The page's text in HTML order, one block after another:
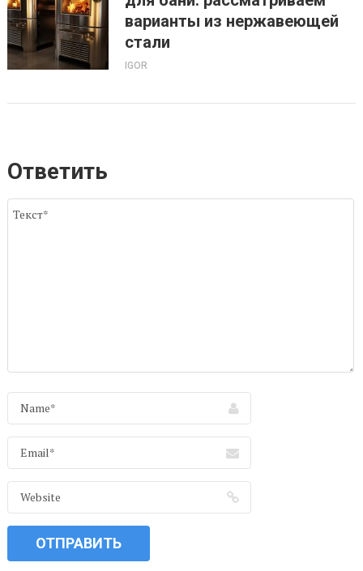
варианты из нержавеющей
стали
IGOR
Ответить